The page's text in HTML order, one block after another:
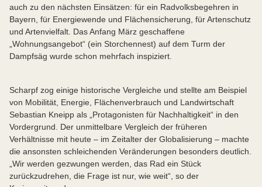
auch zu den nächsten Einsätzen: für ein Radvolksbegehren in
Bayern, für Energiewende und Flächensicherung, für Artenschutz
und Artenvielfalt. Das Anfang März geschaffene
„Wohnungsangebot“ (ein Storchennest) auf dem Turm der
Dampfsäg wurde schon mehrfach inspiziert.
Scharpf zog einige historische Vergleiche und stellte am Beispiel
von Mobilität, Energie, Flächenverbrauch und Landwirtschaft
Sebastian Kneipp als „Protagonisten für Nachhaltigkeit“ in den
Vordergrund. Der unmittelbare Vergleich der früheren
Verhältnisse mit heute – im Zeitalter der Globalisierung – machte
die ansonsten schleichenden Veränderungen besonders deutlich.
„Wir werden gezwungen werden, das Rad ein Stück
zurückzudrehen, die Frage ist nur, wie weit“, so der